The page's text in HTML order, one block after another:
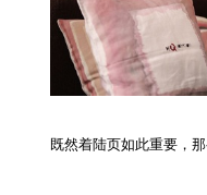
既然着陆页如此重要，